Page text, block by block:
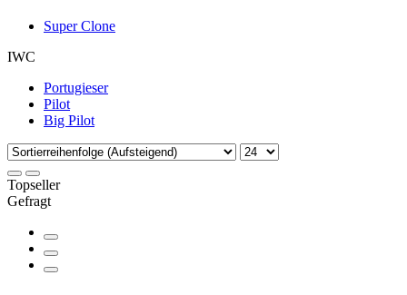
Super Clone
IWC
Portugieser
Pilot
Big Pilot
Topseller
Gefragt